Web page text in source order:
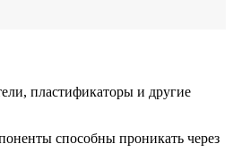
пластификаторы и другие
способны проникать через